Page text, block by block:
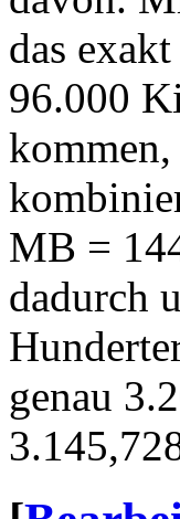
das
96.000
kommen,
MB =
dadurch
genau